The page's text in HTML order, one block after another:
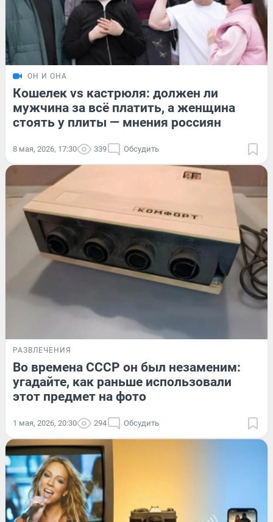
ОН И ОНА
Кошелек vs кастрюля: должен ли
мужчина за всё платить, а женщина
стоять у плиты — мнения россиян
8 мая, 2026, 17:30 339 Обсудить
РАЗВЛЕЧЕНИЯ
Во времена СССР он был незаменим:
угадайте, как раньше использовали
этот предмет на фото
1 мая, 2026, 20:30 294 Обсудить